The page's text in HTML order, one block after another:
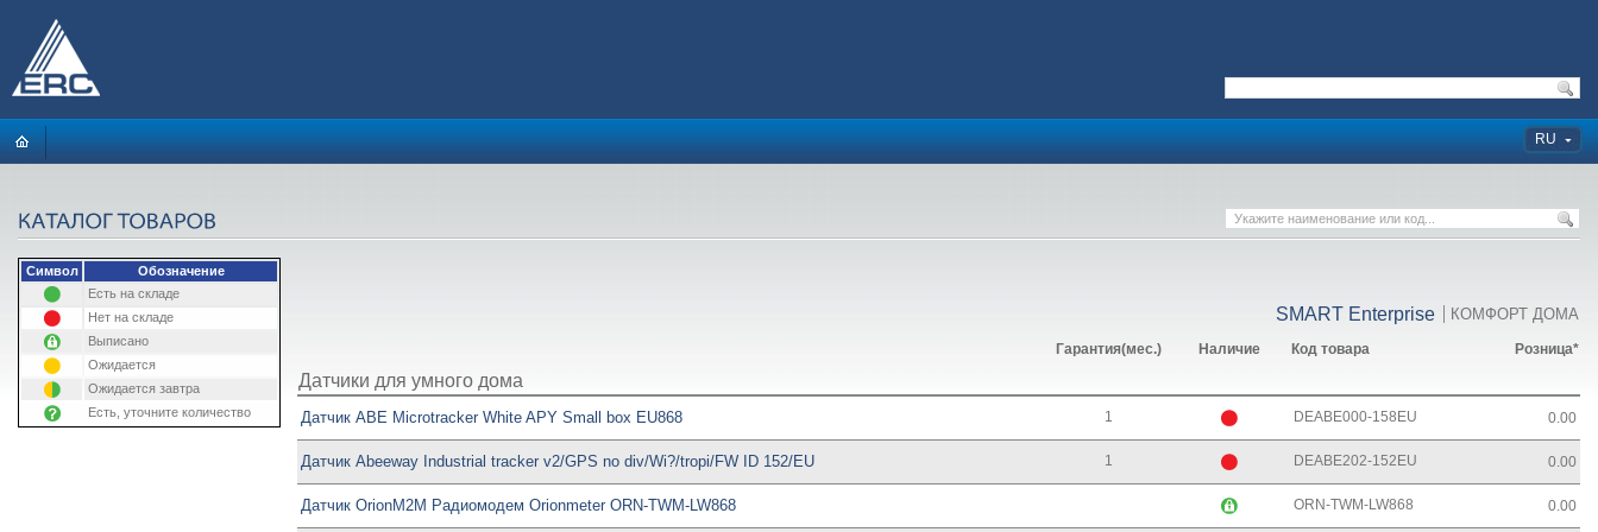
RU
Символ
Обозначение
Есть на складе
Нет на складе
Выписано
Ожидается
Ожидается завтра
Есть, уточните количество
КОМФОРТ ДОМА
SMART Enterprise
Гарантия(мес.) Наличие Код товара Розница*
Датчики для умного дома
Датчик ABE Microtracker White APY Small box EU868 1 DEABE000-158EU 0.00
Датчик Abeeway Industrial tracker v2/GPS no div/Wi?/tropi/FW ID 152/EU 1 DEABE202-152EU 0.00
Датчик OrionM2M Радиомодем Orionmeter ORN-TWM-LW868 ORN-TWM-LW868 0.00